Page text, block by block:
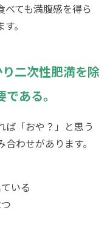
ても満腹感を得ら
。
二次性肥満を除
ある。
ば「おや？」と思う
わせがあります。
いる